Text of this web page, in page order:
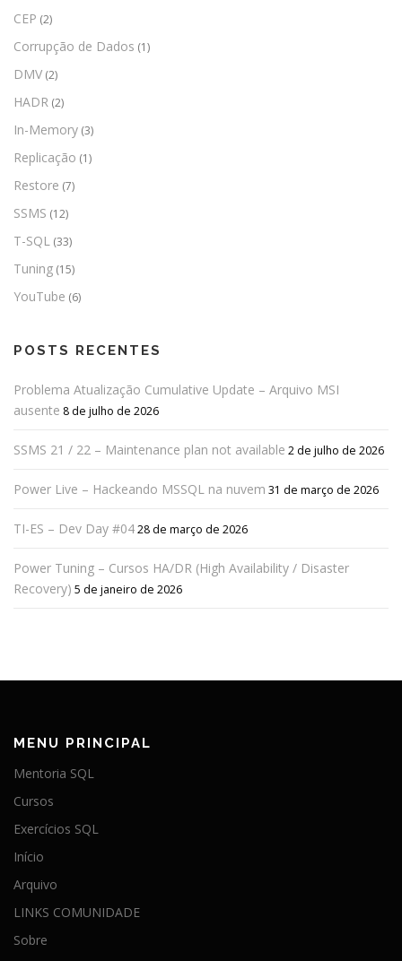
CEP (2)
Corrupção de Dados (1)
DMV (2)
HADR (2)
In-Memory (3)
Replicação (1)
Restore (7)
SSMS (12)
T-SQL (33)
Tuning (15)
YouTube (6)
POSTS RECENTES
Problema Atualização Cumulative Update – Arquivo MSI
ausente 8 de julho de 2026
SSMS 21 / 22 – Maintenance plan not available 2 de julho de 2026
Power Live – Hackeando MSSQL na nuvem 31 de março de 2026
TI-ES – Dev Day #0428 de março de 2026
Power Tuning – Cursos HA/DR (High Availability / Disaster
Recovery) 5 de janeiro de 2026
MENU PRINCIPAL
Mentoria SQL
Cursos
Exercícios SQL
Início
Arquivo
LINKS COMUNIDADE
Sobre